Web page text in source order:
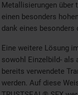
Metallisierungen über
einen besonders
dank eines besonders
Eine weitere Lösung
sowohl Einzelbild- als
bereits verwendete
werden. Auf diese